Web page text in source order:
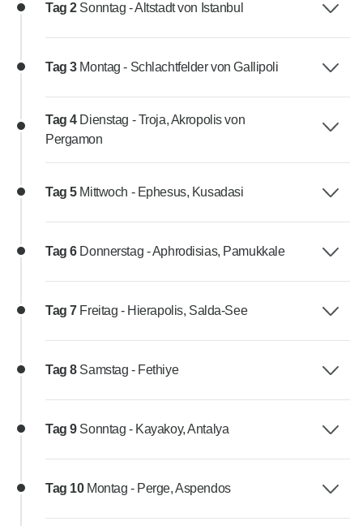
Tag 2 Sonntag - Altstadt von Istanbul
Tag 3 Montag - Schlachtfelder von Gallipoli
Tag 4 Dienstag - Troja, Akropolis von
Pergamon
Tag 5 Mittwoch - Ephesus, Kusadasi
Tag 6 Donnerstag - Aphrodisias, Pamukkale
Tag 7 Freitag - Hierapolis, Salda-See
Tag 8 Samstag - Fethiye
Tag 9 Sonntag - Kayakoy, Antalya
Tag 10 Montag - Perge, Aspendos